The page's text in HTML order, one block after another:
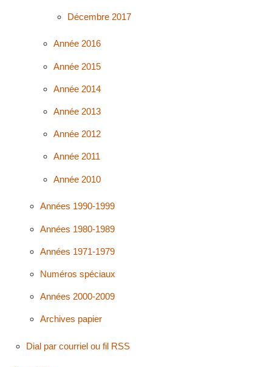
Décembre 2017
Année 2016
Année 2015
Année 2014
Année 2013
Année 2012
Année 2011
Année 2010
Années 1990-1999
Années 1980-1989
Années 1971-1979
Numéros spéciaux
Années 2000-2009
Archives papier
Dial par courriel ou fil RSS